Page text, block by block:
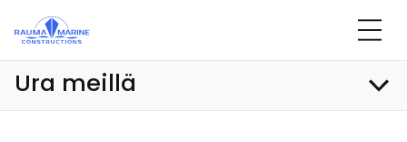
sisältöön
Ura meillä